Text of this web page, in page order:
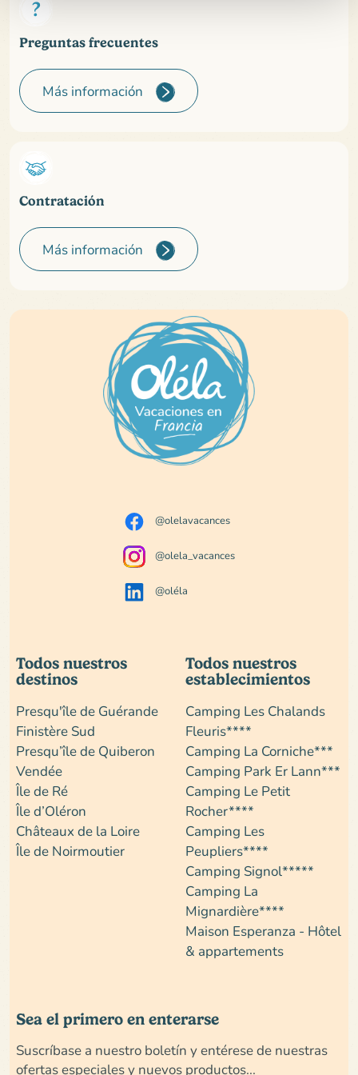
Preguntas frecuentes
Más información
Contratación
Más información
@olelavacances
@olela_vacances
@oléla
Todos nuestros
destinos
Presqu'île de Guérande
Finistère Sud
Presqu’île de Quiberon
Vendée
Île de Ré
Île d’Oléron
Châteaux de la Loire
Île de Noirmoutier
Todos nuestros
establecimientos
Camping Les Chalands
Fleuris****
Camping La Corniche***
Camping Park Er Lann***
Camping Le Petit
Rocher****
Camping Les
Peupliers****
Camping Signol*****
Camping La
Mignardière****
Maison Esperanza - Hôtel
& appartements
Sea el primero en enterarse
Suscríbase a nuestro boletín y entérese de nuestras
ofertas especiales y nuevos productos...